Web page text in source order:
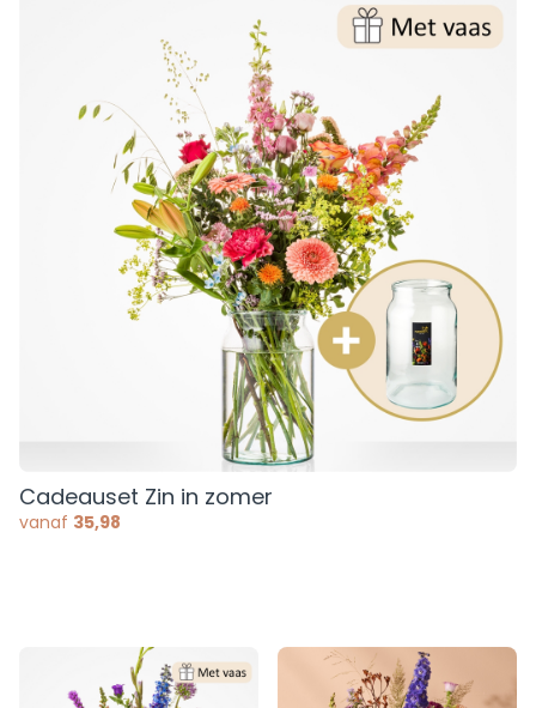
Cadeauset Zin in zomer
vanaf 35,98